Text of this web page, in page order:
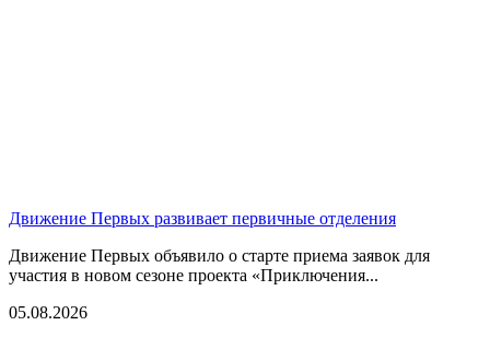
Движение Первых развивает первичные отделения
Движение Первых объявило о старте приема заявок для
участия в новом сезоне проекта «Приключения...
05.08.2026